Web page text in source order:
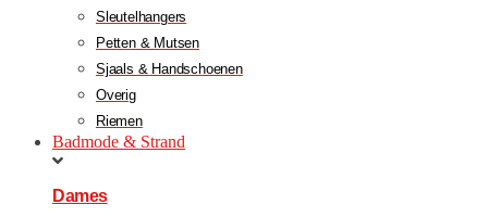
Sleutelhangers
Petten & Mutsen
Sjaals & Handschoenen
Overig
Riemen
Badmode & Strand
Dames